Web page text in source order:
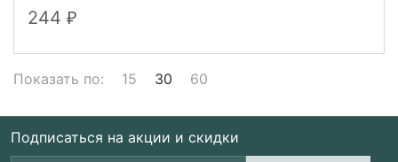
244 ₽
Показать по: 15 30 60
Подписаться на акции и скидки